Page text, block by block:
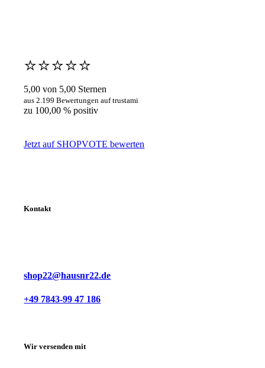
⭐️⭐️⭐️⭐️⭐️
5,00 von 5,00 Sternen
aus 2.199 Bewertungen auf trustami
zu 100,00 % positiv
Jetzt auf SHOPVOTE bewerten
Kontakt
shop22@hausnr22.de
+49 7843-99 47 186
Wir versenden mit